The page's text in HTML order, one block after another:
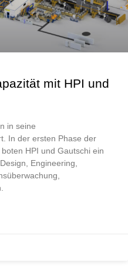
mit HPI und
in seine
In der ersten Phase der
HPI und Gautschi ein
Engineering,